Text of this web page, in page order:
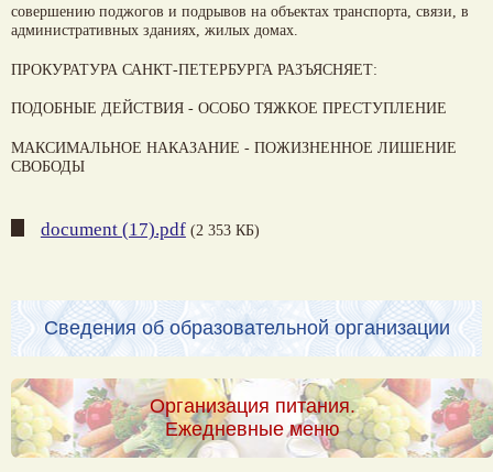
совершению поджогов и подрывов на объектах транспорта, связи, в
административных зданиях, жилых домах.
ПРОКУРАТУРА САНКТ-ПЕТЕРБУРГА РАЗЪЯСНЯЕТ:
ПОДОБНЫЕ ДЕЙСТВИЯ - ОСОБО ТЯЖКОЕ ПРЕСТУПЛЕНИЕ
МАКСИМАЛЬНОЕ НАКАЗАНИЕ - ПОЖИЗНЕННОЕ ЛИШЕНИЕ
СВОБОДЫ
document (17).pdf (2 353 КБ)
Сведения об образовательной организации
Организация питания.
Ежедневные меню